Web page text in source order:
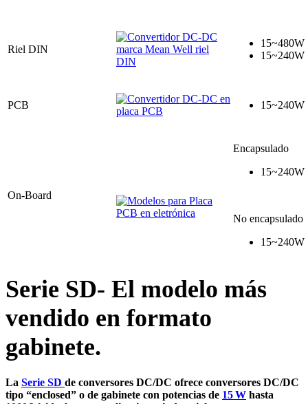
Riel DIN
15~480W
15~240W
PCB 15~240W
On-Board
Encapsulado
15~240W
No encapsulado
15~240W
Serie SD- El modelo más
vendido en formato
gabinete.
La Serie SD de conversores DC/DC ofrece conversores DC/DC
tipo “enclosed” o de gabinete con potencias de 15 W hasta